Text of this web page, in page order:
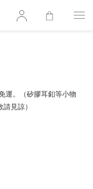
運。（矽膠耳釦等小物
見諒）